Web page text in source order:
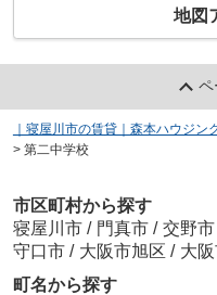
地図
ペ
｜寝屋川市の賃貸｜森本ハウジン
> 第二中学校
市区町村から探す
寝屋川市 / 門真市 / 交野市
守口市 / 大阪市旭区 / 大
町名から探す